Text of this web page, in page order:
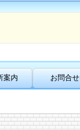
案内 お問合せ